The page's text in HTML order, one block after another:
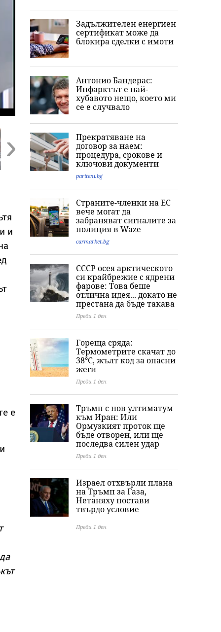
оранжев код за 8
области, жега до 37
градуса, но и
валежи в петък
Обвиниха осем
души за фабриката
София, дрогата е за
над 157 млн. евро
обмисля
брандове за
и
е
Задължителен енергиен
сертификат може да
блокира сделки с имоти
Антонио Бандерас:
Инфарктът е най-
хубавото нещо, което ми
се е случвало
Прекратяване на
договор за наем:
процедура, срокове и
ключови документи
pariteni.bg
Страните-членки на ЕС
вече могат да
забраняват сигналите за
полиция в Waze
carmarket.bg
СССР осея арктическото
си крайбрежие с ядрени
фарове: Това беше
отлична идея... докато не
престана да бъде такава
Преди 1 ден
Гореща сряда:
Термометрите скачат до
38°C, жълт код за опасни
жеги
Преди 1 ден
Тръмп с нов ултиматум
към Иран: Или
Ормузкият проток ще
бъде отворен, или ще
последва силен удар
Преди 1 ден
Израел отхвърли плана
на Тръмп за Газа,
Нетаняху постави
твърдо условие
Преди 1 ден